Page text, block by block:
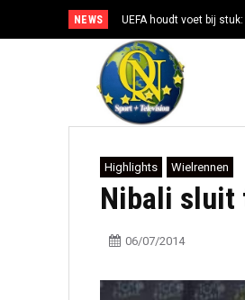
NEWS UEFA houdt voet bij
Highlights Wielrennen
Nibali sluit
06/07/2014